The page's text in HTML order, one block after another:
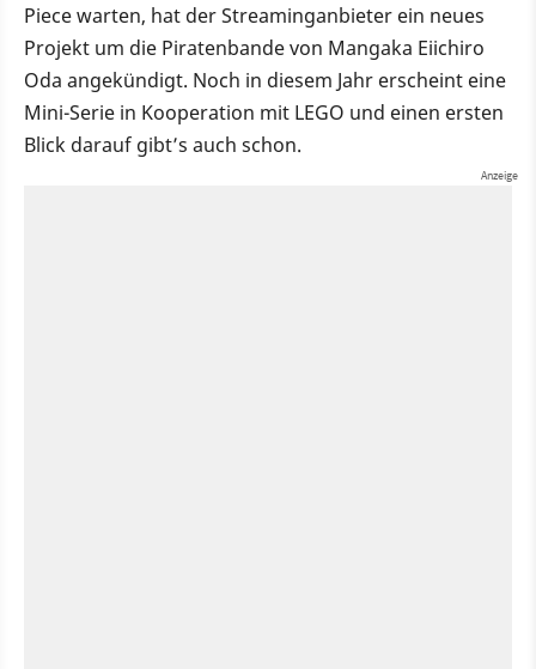
Piece warten, hat der Streaminganbieter ein neues
Projekt um die Piratenbande von Mangaka Eiichiro
Oda angekündigt. Noch in diesem Jahr erscheint eine
Mini-Serie in Kooperation mit LEGO und einen ersten
Blick darauf gibt’s auch schon.